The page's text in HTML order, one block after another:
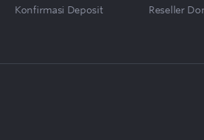
Konfirmasi Deposit
Reseller